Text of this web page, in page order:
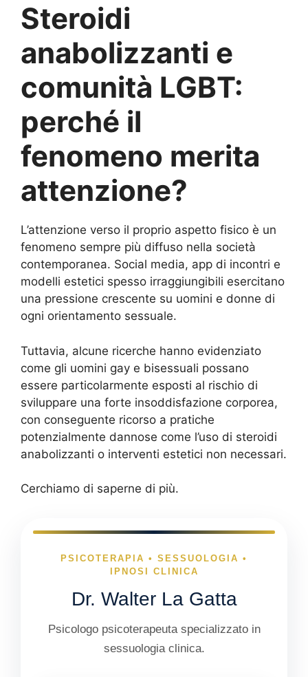
Steroidi
anabolizzanti e
comunità LGBT:
perché il
fenomeno merita
attenzione?
L’attenzione verso il proprio aspetto fisico è un
fenomeno sempre più diffuso nella società
contemporanea. Social media, app di incontri e
modelli estetici spesso irraggiungibili esercitano
una pressione crescente su uomini e donne di
ogni orientamento sessuale.
Tuttavia, alcune ricerche hanno evidenziato
come gli uomini gay e bisessuali possano
essere particolarmente esposti al rischio di
sviluppare una forte insoddisfazione corporea,
con conseguente ricorso a pratiche
potenzialmente dannose come l’uso di steroidi
anabolizzanti o interventi estetici non necessari.
Cerchiamo di saperne di più.
PSICOTERAPIA • SESSUOLOGIA •
IPNOSI CLINICA
Dr. Walter La Gatta
Psicologo psicoterapeuta specializzato in
sessuologia clinica.